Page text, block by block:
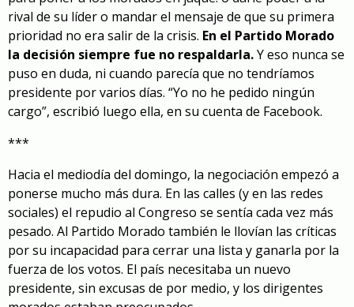
rival de su líder o mandar el mensaje de que su primera
prioridad no era salir de la crisis. En el Partido Morado
la decisión siempre fue no respaldarla.Y eso nunca se
puso en duda, ni cuando parecía que no tendríamos
presidente por varios días. “Yo no he pedido ningún
cargo”, escribió luego ella, en su cuenta de Facebook.
***
Hacia el mediodía del domingo, la negociación empezó a
ponerse mucho más dura. En las calles (y en las redes
sociales) el repudio al Congreso se sentía cada vez más
pesado. Al Partido Morado también le llovían las críticas
por su incapacidad para cerrar una lista y ganarla por la
fuerza de los votos. El país necesitaba un nuevo
presidente, sin excusas de por medio, y los dirigentes